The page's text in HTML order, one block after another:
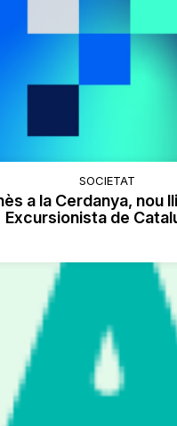
SOCIETAT
a la Cerdanya, nou
Excursionista de